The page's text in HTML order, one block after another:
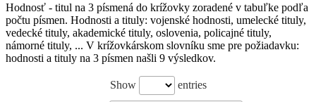
Hodnosť - titul na 3 písmená do krížovky zoradené v tabuľke podľa
počtu písmen. Hodnosti a tituly: vojenské hodnosti, umelecké tituly,
vedecké tituly, akademické tituly, oslovenia, policajné tituly,
námorné tituly, ... V krížovkárskom slovníku sme pre požiadavku:
hodnosti a tituly na 3 písmen našli 9 výsledkov.
Show entries